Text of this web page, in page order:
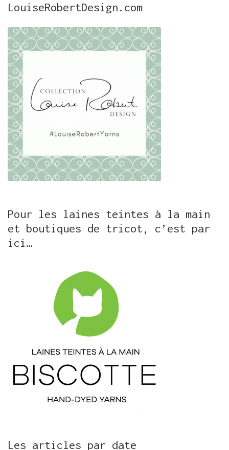
LouiseRobertDesign.com
Pour les laines teintes à la main
et boutiques de tricot, c’est par
ici…
Les articles par date